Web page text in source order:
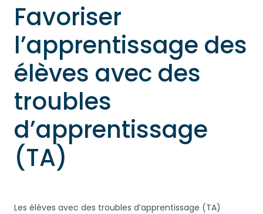
Favoriser
l’apprentissage des
élèves avec des
troubles
d’apprentissage
(TA)
Les élèves avec des troubles d’apprentissage (TA)